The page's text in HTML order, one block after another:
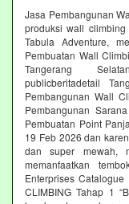
Jasa Pembangunan
produksi wall
Tabula Adventure,
Pembuatan Wall
Tangerang
publicberitadetail
Pembangunan Wall
Pembangunan
Pembuatan Point
19 Feb 2026 dan
dan super mewah,
memanfaatkan
Enterprises Catalogue
CLIMBING Tahap 1